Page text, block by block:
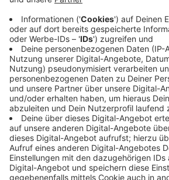
ebenfalls leicht verletzt. Auch sie
Krankenhaus. Die eine Frau konnte
Hause, bei der anderen besteht der
Gehirnerschütterung. Das Pferd
die Zuschauer zu, drehte aber vor
ließ sich einfangen. So wurden zum
Zuschauer verletzt. Die Show
abgebrochen und auch die geplante
(15.05.) findet nicht statt, sagt
im Gespräch mit RADIO WMW.
Anzeige